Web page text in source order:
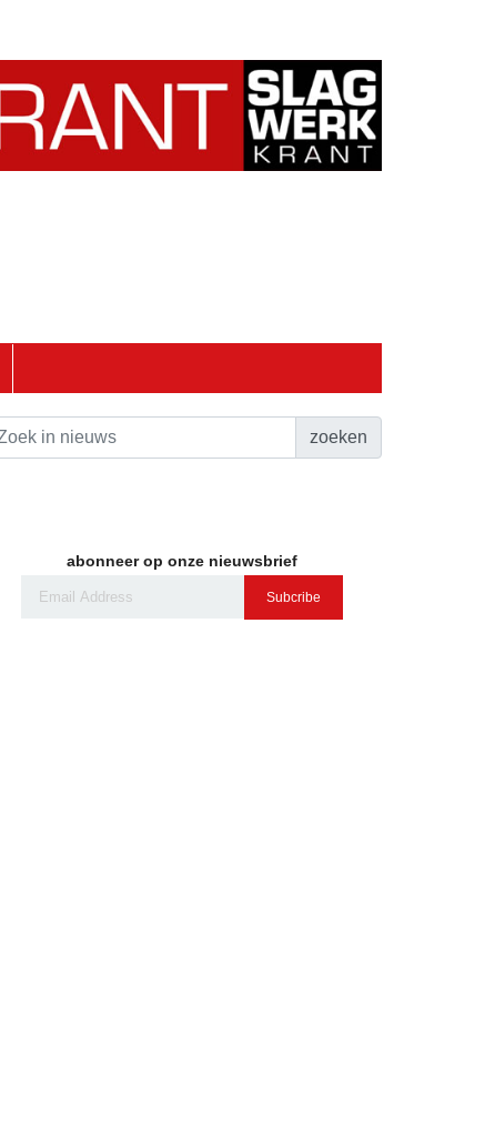
zoeken
abonneer op onze nieuwsbrief
Subcribe